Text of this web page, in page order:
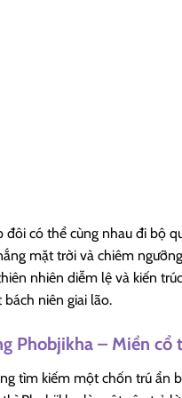
đôi có thể cùng nhau đi bộ
mặt trời và chiêm
nhiên diễm lệ và kiến
niên giai lão.
Phobjikha – Miền
tìm kiếm một chốn trú ẩn